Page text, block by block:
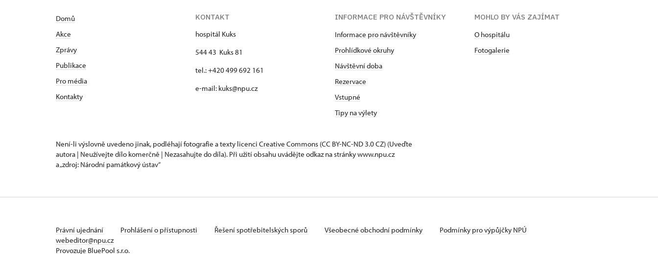
Domů
Akce
Zprávy
Publikace
Pro média
Kontakty
KONTAKT
hospitál Kuks
544 43 Kuks 81
tel.: +420 499 692 161
e-mail: kuks@npu.cz
INFORMACE PRO NÁVŠTĚVNÍKY
Informace pro návštěvníky
Prohlídkové okruhy
Návštěvní doba
Rezervace
Vstupné
Tipy na výlety
MOHLO BY VÁS ZAJÍMAT
O hospitálu
Fotogalerie
Není-li výslovně uvedeno jinak, podléhají fotografie a texty licenci Creative Commons (CC BY-NC-ND 3.0 CZ) (Uveďte
autora | Neužívejte dílo komerčně | Nezasahujte do díla). Při užití obsahu uvádějte odkaz na stránky www.npu.cz
a „zdroj: Národní památkový ústav“
Právní ujednání Prohlášení o přístupnosti Řešení spotřebitelských sporů Všeobecné obchodní podmínky
Podmínky pro výpůjčky NPÚ
webeditor@npu.cz
Provozuje BluePool s.r.o.